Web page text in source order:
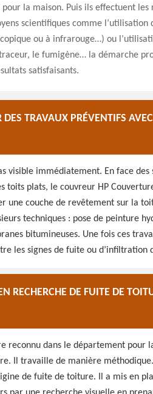
pour la maison. Puis ils effectuent les
scientifiques comme l’utilisation
ou à infrarouge…) ou
le fumigène… la démarche
satisfaisants.
TRAVAUX PRÉVENTIFS
visible immédiatement. En face des
toits plats, le couvreur HP
une couche de revêtement sur la
techniques : pose de peinture
bitumineuses. Une fois ces
les signes de fuite ou d’infiltration
RECHERCHE DE FUITE DE
reconnu dans le département pour
Il travaille de manière méthodique.
de fuite de toiture. Il a mis en